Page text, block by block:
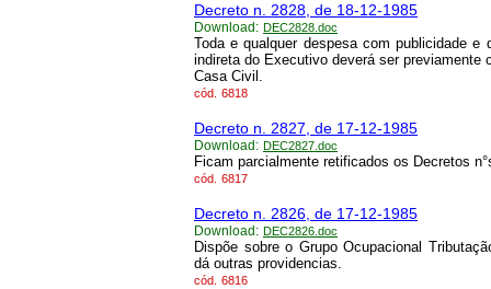
Decreto n. 2828, de 18-12-1985
Download: DEC2828.doc
Toda e qualquer despesa com publicidade
indireta do Executivo deverá ser
Casa Civil.
cód. 6818
Decreto n. 2827, de 17-12-1985
Download: DEC2827.doc
Ficam parcialmente retificados os Decretos
cód. 6817
Decreto n. 2826, de 17-12-1985
Download: DEC2826.doc
Dispõe sobre o Grupo Ocupacional
dá outras providencias.
cód. 6816